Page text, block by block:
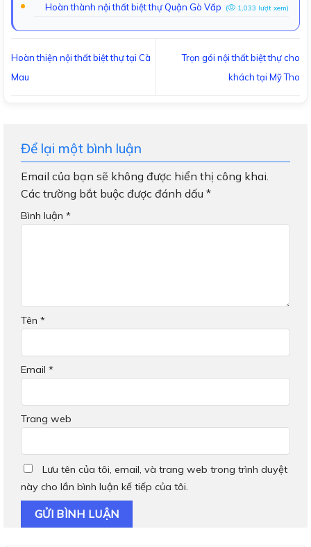
Hoàn thành nội thất biệt thự Quận Gò Vấp ( 1,033 lượt xem)
Hoàn thiện nội thất biệt thự tại Cà
Mau
Trọn gói nội thất biệt thự cho
khách tại Mỹ Tho
Để lại một bình luận
Email của bạn sẽ không được hiển thị công khai.
Các trường bắt buộc được đánh dấu *
Bình luận *
Tên *
Email *
Trang web
Lưu tên của tôi, email, và trang web trong trình duyệt
này cho lần bình luận kế tiếp của tôi.